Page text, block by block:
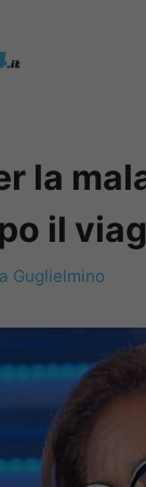
la
il
Guglielmino